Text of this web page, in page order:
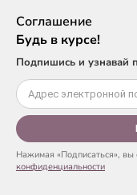
Соглашение
Будь в курсе!
Подпишись и узнавай
Нажимая «Подписаться», вы
конфиденциальности